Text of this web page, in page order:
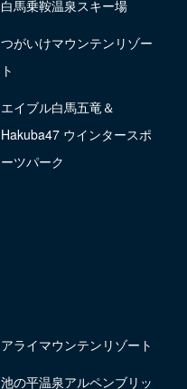
白馬乗鞍温泉スキー場
つがいけマウンテンリゾー
ト
エイブル白馬五竜＆
Hakuba47 ウインタースポ
ーツパーク
アライマウンテンリゾート
池の平温泉アルペンブリッ